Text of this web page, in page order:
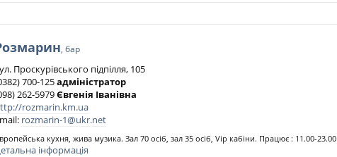
, бар
Проскурівського підпілля, 105
700-125адміністратор
262-5979Євгенія Іванівна
rozmarin.km.ua
rozmarin-1@ukr.net
кухня, жива музика. Зал 70 осіб, зал 35 осіб, Vip кабіни. Працює : 11.00-23.00
інформація